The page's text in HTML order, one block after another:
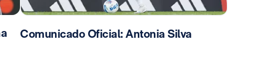
Comunicado Oficial: Antonia Silva